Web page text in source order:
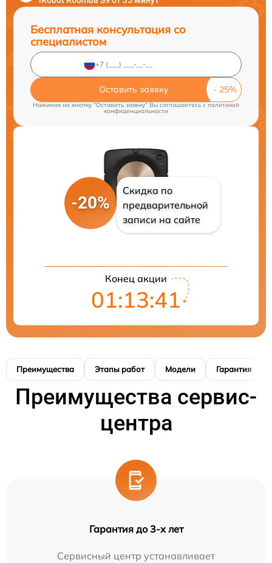
Бесплатная консультация со
специалистом
Оставить заявку
Нажимая на кнопку "Оставить заявку" Вы соглашаетесь cполитикой
конфиденциальности
-20%
Скидка по
предварительной
записи на сайте
Конец акции
01:13:40
Преимущества Этапы работ Модели Гарантия
Преимущества сервис-
центра
Гарантия до 3-х лет
Сервисный центр устанавливает